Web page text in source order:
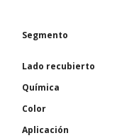
Segmento
Lado recubierto
Química
Color
Aplicación